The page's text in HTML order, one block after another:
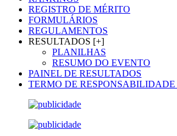
REGISTRO DE MÉRITO
FORMULÁRIOS
REGULAMENTOS
RESULTADOS [+]
PLANILHAS
RESUMO DO EVENTO
PAINEL DE RESULTADOS
TERMO DE RESPONSABILIDADE